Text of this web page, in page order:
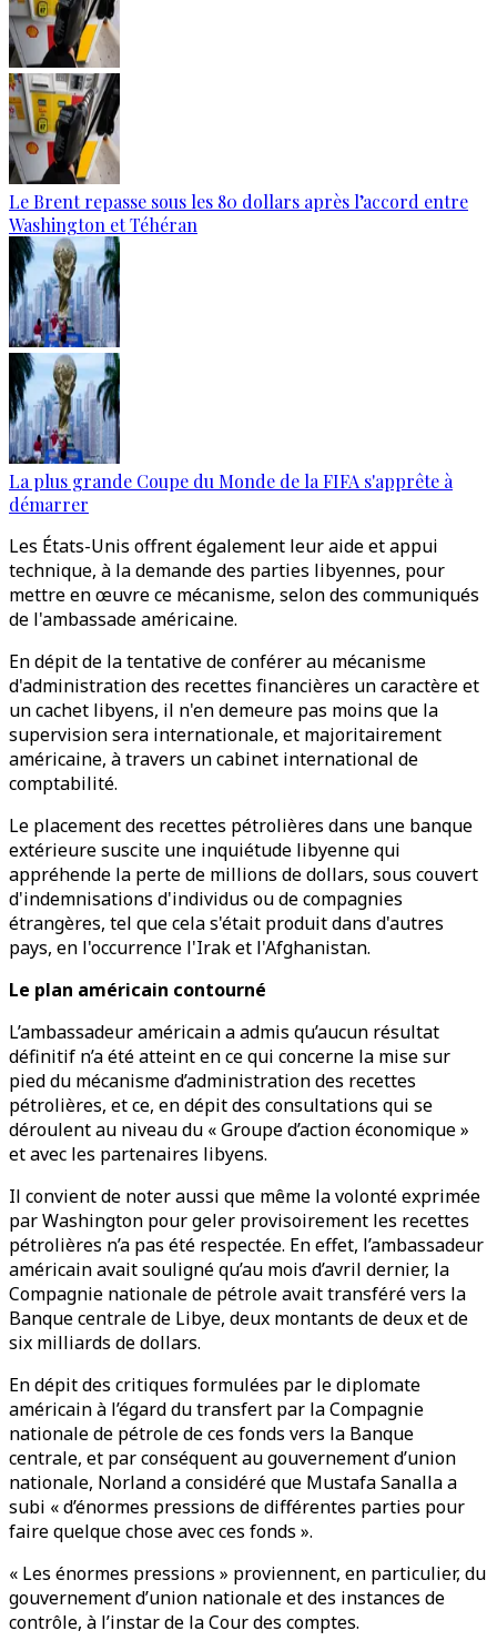
Le Brent repasse sous les 80 dollars après l’accord entre
Washington et Téhéran
La plus grande Coupe du Monde de la FIFA s'apprête à
démarrer
Les États-Unis offrent également leur aide et appui
technique, à la demande des parties libyennes, pour
mettre en œuvre ce mécanisme, selon des communiqués
de l'ambassade américaine.
En dépit de la tentative de conférer au mécanisme
d'administration des recettes financières un caractère et
un cachet libyens, il n'en demeure pas moins que la
supervision sera internationale, et majoritairement
américaine, à travers un cabinet international de
comptabilité.
Le placement des recettes pétrolières dans une banque
extérieure suscite une inquiétude libyenne qui
appréhende la perte de millions de dollars, sous couvert
d'indemnisations d'individus ou de compagnies
étrangères, tel que cela s'était produit dans d'autres
pays, en l'occurrence l'Irak et l'Afghanistan.
Le plan américain contourné
L’ambassadeur américain a admis qu’aucun résultat
définitif n’a été atteint en ce qui concerne la mise sur
pied du mécanisme d’administration des recettes
pétrolières, et ce, en dépit des consultations qui se
déroulent au niveau du « Groupe d’action économique »
et avec les partenaires libyens.
Il convient de noter aussi que même la volonté exprimée
par Washington pour geler provisoirement les recettes
pétrolières n’a pas été respectée. En effet, l’ambassadeur
américain avait souligné qu’au mois d’avril dernier, la
Compagnie nationale de pétrole avait transféré vers la
Banque centrale de Libye, deux montants de deux et de
six milliards de dollars.
En dépit des critiques formulées par le diplomate
américain à l’égard du transfert par la Compagnie
nationale de pétrole de ces fonds vers la Banque
centrale, et par conséquent au gouvernement d’union
nationale, Norland a considéré que Mustafa Sanalla a
subi « d’énormes pressions de différentes parties pour
faire quelque chose avec ces fonds ».
« Les énormes pressions » proviennent, en particulier, du
gouvernement d’union nationale et des instances de
contrôle, à l’instar de la Cour des comptes.